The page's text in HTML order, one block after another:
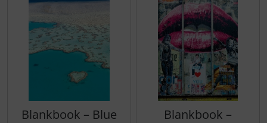
Blankbook – Blue
Blankbook –